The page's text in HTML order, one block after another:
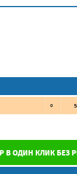
0
В ОДИН КЛИК БЕЗ